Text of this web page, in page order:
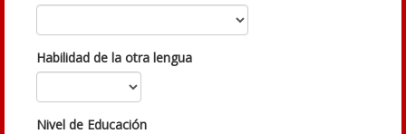
Habilidad de la otra lengua
Nivel de Educación